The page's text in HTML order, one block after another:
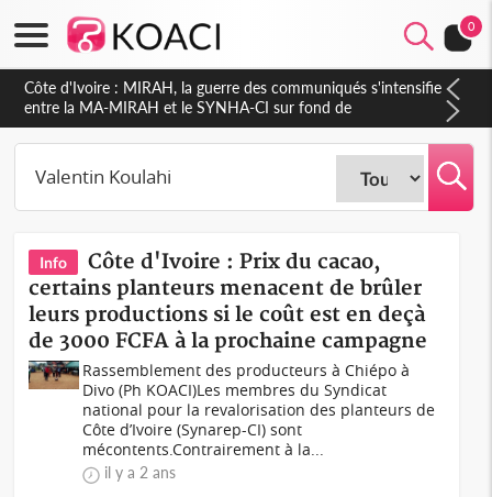
0
Côte d'Ivoire : MIRAH, la guerre des communiqués s'intensifie
entre la MA-MIRAH et le SYNHA-CI sur fond de
gouvernance et le projet de précompte sur les salaires des
agents
Info
Côte d'Ivoire : Prix du cacao,
certains planteurs menacent de brûler
leurs productions si le coût est en deçà
de 3000 FCFA à la prochaine campagne
Rassemblement des producteurs à Chiépo à
Divo (Ph KOACI)Les membres du Syndicat
national pour la revalorisation des planteurs de
Côte d’Ivoire (Synarep-CI) sont
mécontents.Contrairement à la...
il y a 2 ans